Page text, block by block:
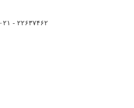
۰۲۱ - ۲۲۶۳۷۴۶۲